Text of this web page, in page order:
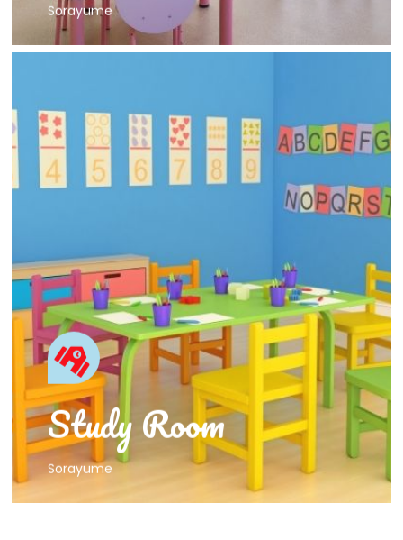
Sorayume
Study Room
Sorayume
成長ルーム
そらゆめ保育園